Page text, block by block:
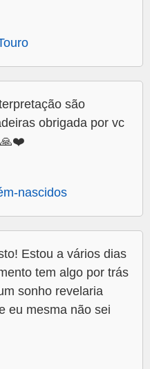
são
obrigada por vc
nascidos
Estou a vários dias
tem algo por trás
sonho revelaria
eu mesma não sei